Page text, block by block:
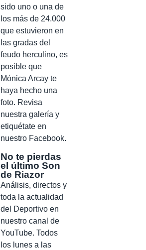
sido uno o una de
los más de 24.000
que estuvieron en
las gradas del
feudo herculino, es
posible que
Mónica Arcay te
haya hecho una
foto. Revisa
nuestra galería y
etiquétate en
nuestro Facebook.
No te pierdas
el último Son
de Riazor
Análisis, directos y
toda la actualidad
del Deportivo en
nuestro canal de
YouTube. Todos
los lunes a las